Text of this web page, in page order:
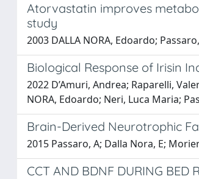
Atorvastatin improves
study
2003 DALLA NORA, Edoardo;
Biological Response of Irisin
2022 D’Amuri, Andrea; Raparelli,
NORA, Edoardo; Neri, Luca Maria;
Brain-Derived Neurotrophic
2015 Passaro, A; Dalla Nora, E;
CCT AND BDNF DURING BED